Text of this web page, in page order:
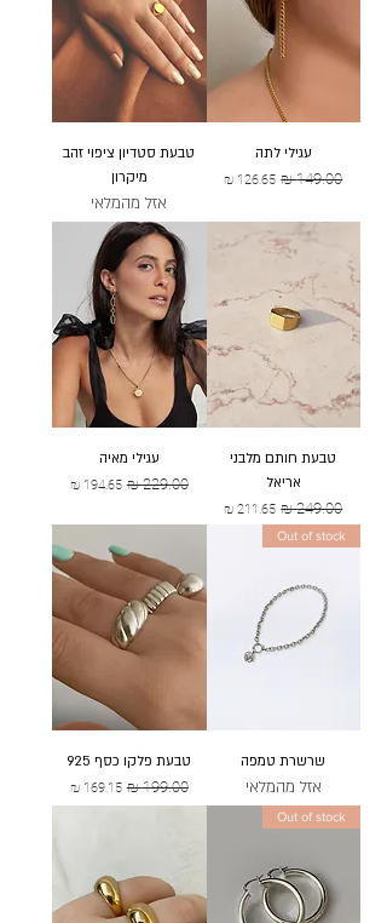
עגילי לתה
מחיר רגיל‏149.00 ‏₪ מחיר מבצע
טבעת סטדיון ציפוי זהב
מיקרון
אזל מהמלאי
טבעת חותם מלבני
אריאל
מחיר רגיל‏249.00 ‏₪ מחיר מבצע
עגילי מאיה
מחיר רגיל‏229.00 ‏₪ מחיר מבצע‏194.65 ‏₪
Out of stock
שרשרת טמפה
אזל מהמלאי
טבעת פלקו כסף 925
מחיר רגיל‏199.00 ‏₪ מחיר מבצע‏169.15 ‏₪
Out of stock